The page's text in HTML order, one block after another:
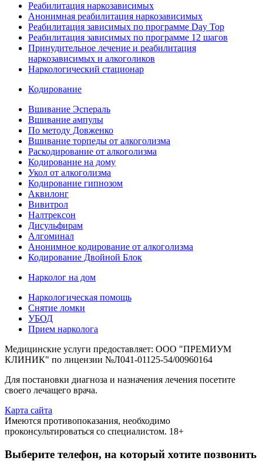
Реабилитация наркозависимых
Анонимная реабилитация наркозависимых
Реабилитация зависимых по программе Day Top
Реабилитация зависимых по программе 12 шагов
Принудительное лечение и реабилитация
наркозависимых и алкоголиков
Наркологический стационар
Кодирование
Вшивание Эспераль
Вшивание ампулы
По методу Довженко
Вшивание торпеды от алкоголизма
Раскодирование от алкоголизма
Кодирование на дому
Укол от алкоголизма
Кодирование гипнозом
Аквилонг
Вивитрол
Налтрексон
Дисульфирам
Алгоминал
Анонимное кодирование от алкоголизма
Кодирование Двойной Блок
Нарколог на дом
Наркологическая помощь
Снятие ломки
УБОД
Прием нарколога
Медицинские услуги предоставляет: ООО "ПРЕМИУМ
КЛИНИК" по лицензии №Л041-01125-54/00960164
Для постановки диагноза и назначения лечения посетите
своего лечащего врача.
Карта сайта
Имеются противопоказания, необходимо
проконсультироваться со специалистом. 18+
Выберите телефон, на который хотите позвонить